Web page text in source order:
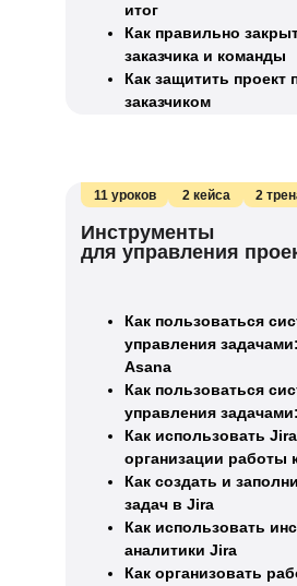
итог
Как правильно
заказчика и команды
Как защитить проект
заказчиком
11 уроков 2 кейса 2
Инструменты
для управления
Как пользоваться
управления
Asana
Как пользоваться
управления
Как использовать
организации работы
Как создать и
задач в Jira
Как использовать
аналитики Jira
Как организовать